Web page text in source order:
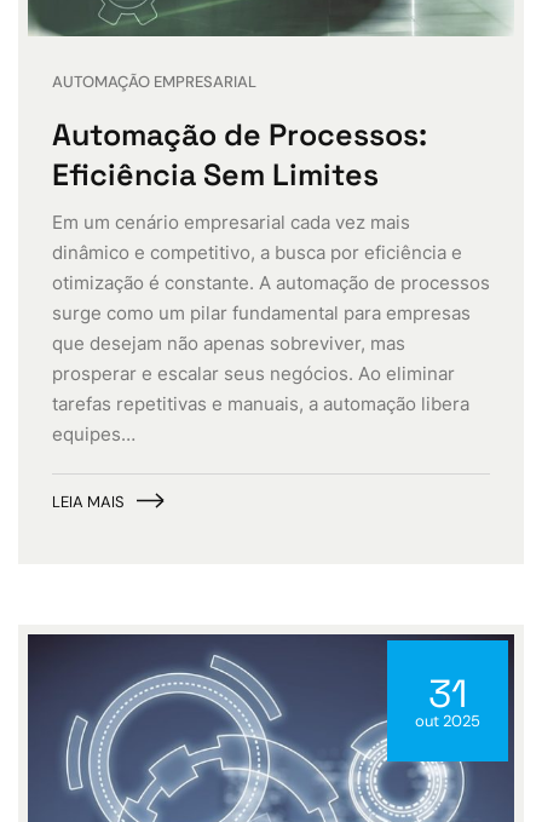
AUTOMAÇÃO EMPRESARIAL
Automação de Processos:
Eficiência Sem Limites
Em um cenário empresarial cada vez mais
dinâmico e competitivo, a busca por eficiência e
otimização é constante. A automação de processos
surge como um pilar fundamental para empresas
que desejam não apenas sobreviver, mas
prosperar e escalar seus negócios. Ao eliminar
tarefas repetitivas e manuais, a automação libera
equipes…
LEIA MAIS
31
out 2025